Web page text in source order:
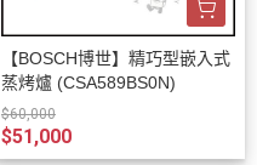
【BOSCH博世】精巧型嵌入式
蒸烤爐 (CSA589BS0N)
$60,000
$51,000